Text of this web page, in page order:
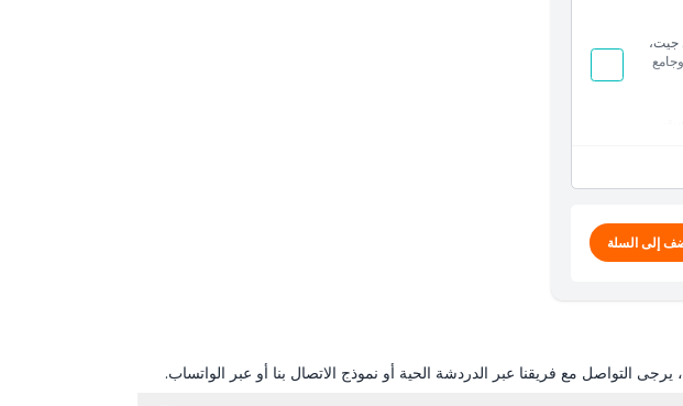
جيت،
إلى السلة
التواصل مع فريقنا عبر الدردشة الحية أو نموذج الاتصال بنا أو عبر الواتساب.